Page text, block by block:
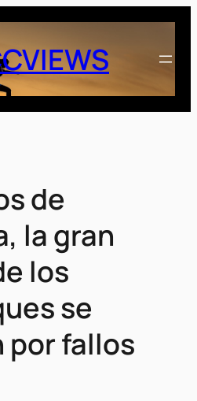
de
la gran
los
se
por fallos